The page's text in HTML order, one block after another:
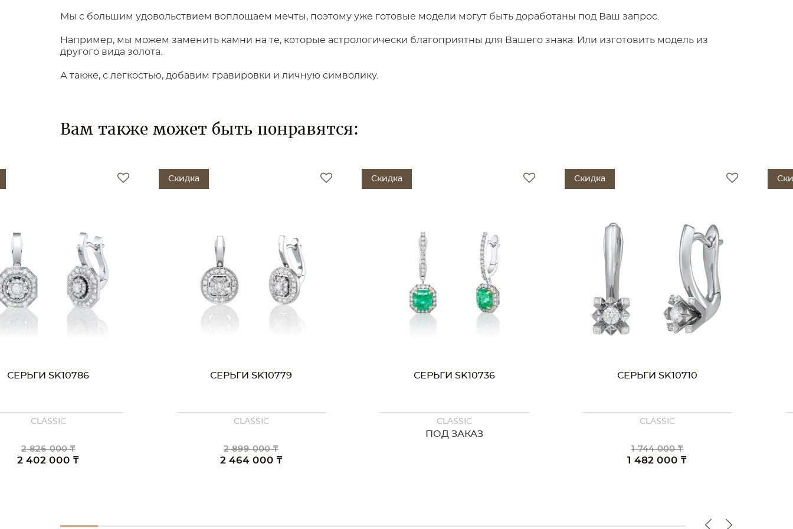
Мы с большим удовольствием воплощаем мечты, поэтому уже готовые модели могут быть доработаны под Ваш запрос.
Например, мы можем заменить камни на те, которые астрологически благоприятны для Вашего знака. Или изготовить модель из
другого вида золота.
А также, с легкостью, добавим гравировки и личную символику.
Вам также может быть понравятся:
СЕРЬГИ SK10786
CLASSIC
2 826 000 ₸
2 402 000 ₸
Скидка
СЕРЬГИ SK10779
CLASSIC
2 899 000 ₸
2 464 000 ₸
Скидка
СЕРЬГИ SK10736
CLASSIC
ПОД ЗАКАЗ
Скидка
СЕРЬГИ SK10710
CLASSIC
1 744 000 ₸
1 482 000 ₸